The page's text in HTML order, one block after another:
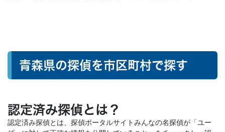
青森県の探偵を市区町村で探す
認定済み探偵とは？
認定済み探偵とは、探偵ポータルサイトみんなの名探偵が「ユー